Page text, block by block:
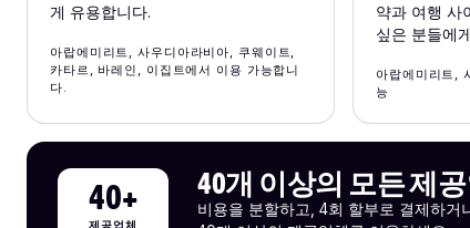
게 유용합니다.
아랍에미리트, 사우디아라비아, 쿠웨이트,
카타르, 바레인, 이집트에서 이용 가능합니
다.
약과 여행 사
싶은 분들에
아랍에미리트,
능
40+
제공업체
40개 이상의 모든 제공
비용을 분할하고, 4회 할부로 결제하거